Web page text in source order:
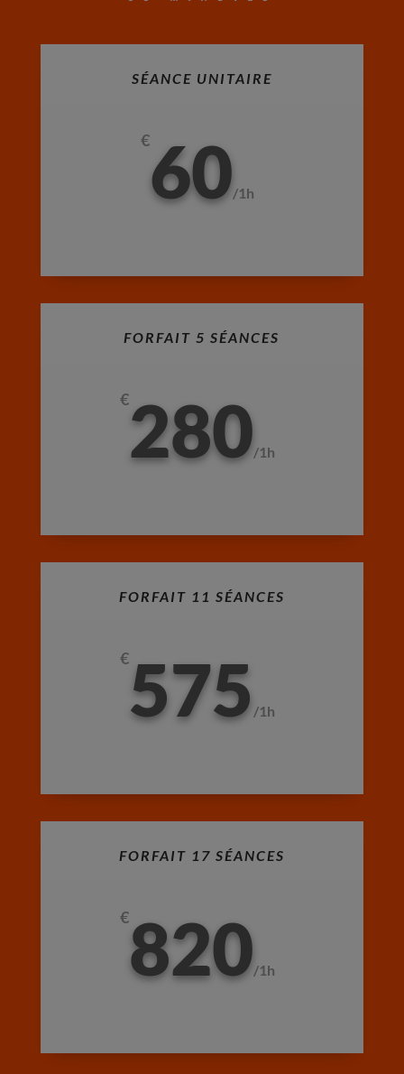
SÉANCE UNITAIRE
€60/1h
FORFAIT 5 SÉANCES
€280/1h
FORFAIT 11 SÉANCES
€575 /1h
FORFAIT 17 SÉANCES
€820/1h